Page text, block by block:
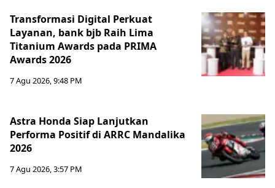
Transformasi Digital Perkuat
Layanan, bank bjb Raih Lima
Titanium Awards pada PRIMA
Awards 2026
7 Agu 2026, 9:48 PM
Astra Honda Siap Lanjutkan
Performa Positif di ARRC Mandalika
2026
7 Agu 2026, 3:57 PM